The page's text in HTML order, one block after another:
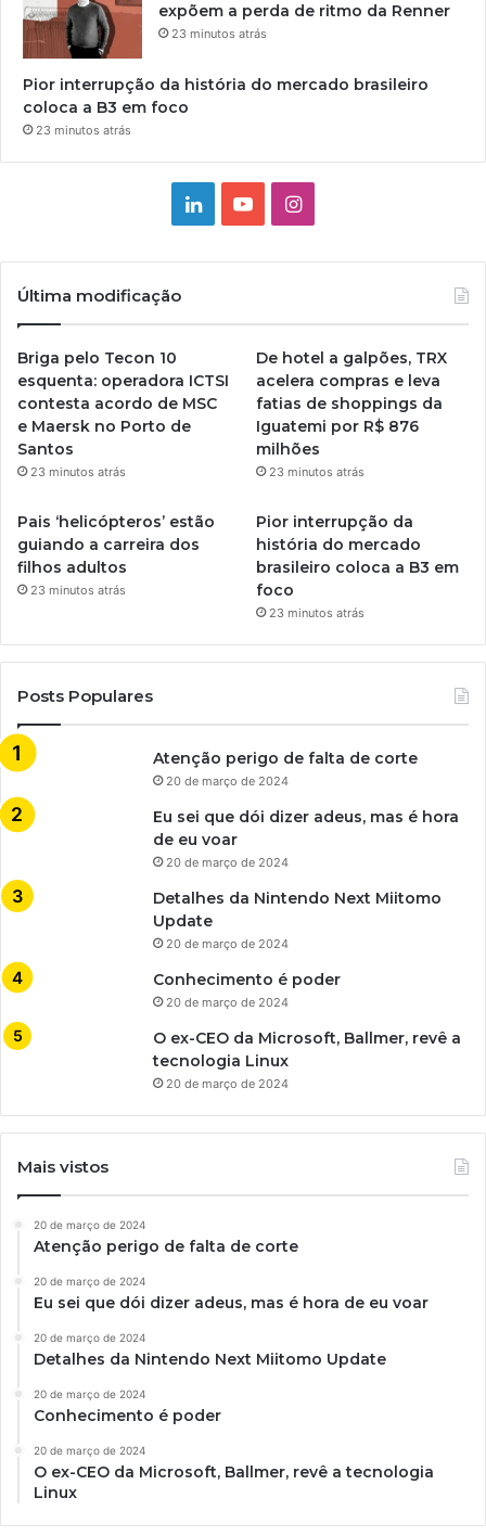
expõem a perda de ritmo da Renner
23 minutos atrás
Pior interrupção da história do mercado brasileiro
coloca a B3 em foco
23 minutos atrás
LinkedinYouTubeInstagram
Última modificação
Briga pelo Tecon 10
esquenta: operadora ICTSI
contesta acordo de MSC
e Maersk no Porto de
Santos
23 minutos atrás
De hotel a galpões, TRX
acelera compras e leva
fatias de shoppings da
Iguatemi por R$ 876
milhões
23 minutos atrás
Pais ‘helicópteros’ estão
guiando a carreira dos
filhos adultos
23 minutos atrás
Pior interrupção da
história do mercado
brasileiro coloca a B3 em
foco
23 minutos atrás
Posts Populares
Atenção perigo de falta de corte
20 de março de 2024
Eu sei que dói dizer adeus, mas é hora
de eu voar
20 de março de 2024
Detalhes da Nintendo Next Miitomo
Update
20 de março de 2024
Conhecimento é poder
20 de março de 2024
O ex-CEO da Microsoft, Ballmer, revê a
tecnologia Linux
20 de março de 2024
Mais vistos
20 de março de 2024
Atenção perigo de falta de corte
20 de março de 2024
Eu sei que dói dizer adeus, mas é hora de eu voar
20 de março de 2024
Detalhes da Nintendo Next Miitomo Update
20 de março de 2024
Conhecimento é poder
20 de março de 2024
O ex-CEO da Microsoft, Ballmer, revê a tecnologia
Linux